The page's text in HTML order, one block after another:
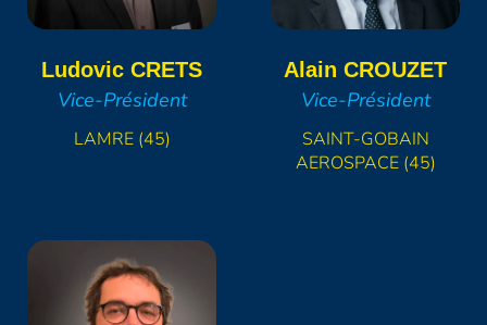
Ludovic CRETS
Vice-Président
LAMRE (45)
Alain CROUZET
Vice-Président
SAINT-GOBAIN
AEROSPACE (45)